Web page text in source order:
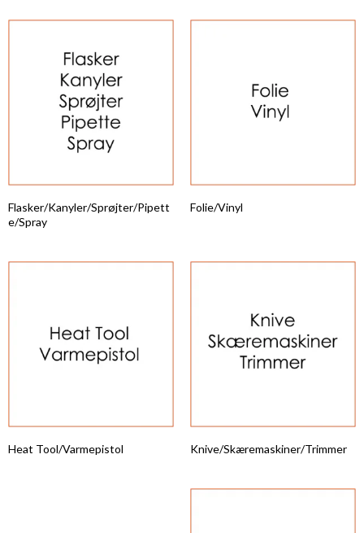
Flasker/Kanyler/Sprøjter/Pipett
e/Spray
Folie/Vinyl
Heat Tool/Varmepistol Knive/Skæremaskiner/Trimmer